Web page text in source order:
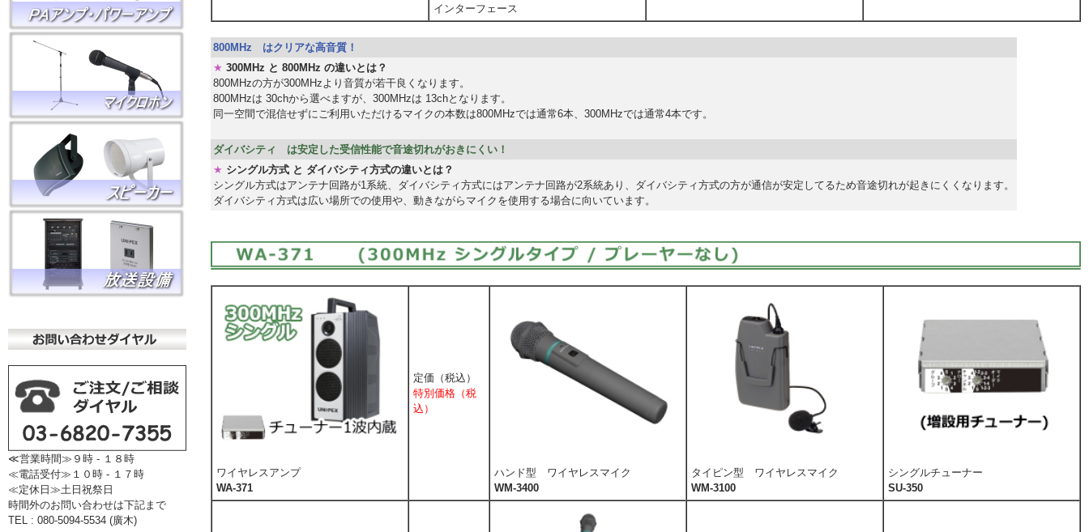
≪営業時間≫９時 - １８時
≪電話受付≫１０時 - １７時
≪定休日≫土日祝祭日
時間外のお問い合わせは下記まで
TEL : 080-5094-5534 (廣木)
インターフェース
800MHz はクリアな高音質！
★ 300MHz と 800MHz の違いとは？
800MHzの方が300MHzより音質が若干良くなります。
800MHzは 30chから選べますが、300MHzは 13chとなります。
同一空間で混信せずにご利用いただけるマイクの本数は800MHzでは通常6本、300MHzでは通常4本です。
ダイバシティ は安定した受信性能で音途切れがおきにくい！
★ シングル方式 と ダイバシティ方式の違いとは？
シングル方式はアンテナ回路が1系統、ダイバシティ方式にはアンテナ回路が2系統あり、ダイバシティ方式の方が通信が安定してるため音途切れが起きにくくなります。
ダイバシティ方式は広い場所での使用や、動きながらマイクを使用する場合に向いています。
ワイヤレスアンプ
WA-371
定価（税込）
特別価格（税
込）
ハンド型 ワイヤレスマイク
WM-3400
タイピン型 ワイヤレスマイク
WM-3100
シングルチューナー
SU-350